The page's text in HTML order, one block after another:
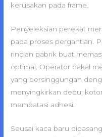
kerusakan pada frame.
Penyeleksian perekat
pada proses pergantian.
rincian pabrik buat
optimal. Operator bakal
yang bersinggungan
menyingkirkan debu,
membatasi adhesi.
Seusai kaca baru